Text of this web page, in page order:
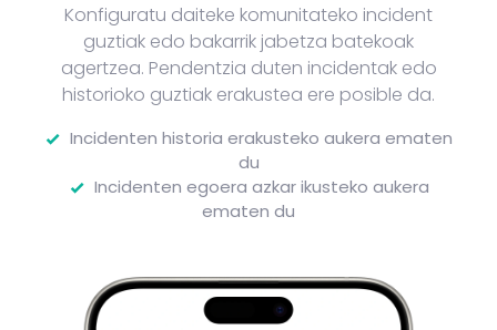
Konfiguratu daiteke komunitateko incident
guztiak edo bakarrik jabetza batekoak
agertzea. Pendentzia duten incidentak edo
historioko guztiak erakustea ere posible da.
Incidenten historia erakusteko aukera ematen
du
Incidenten egoera azkar ikusteko aukera
ematen du